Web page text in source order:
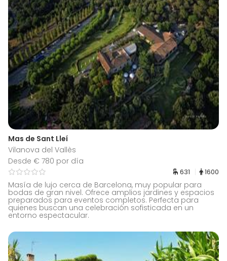
Mas de Sant Lleí
Vilanova del Vallès
Desde € 780 por día
631 1600
Masía de lujo cerca de Barcelona, muy popular para
bodas de gran nivel. Ofrece amplios jardines y espacios
preparados para eventos completos. Perfecta para
quienes buscan una celebración sofisticada en un
entorno espectacular.